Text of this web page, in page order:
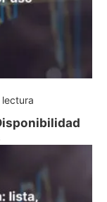
lectura